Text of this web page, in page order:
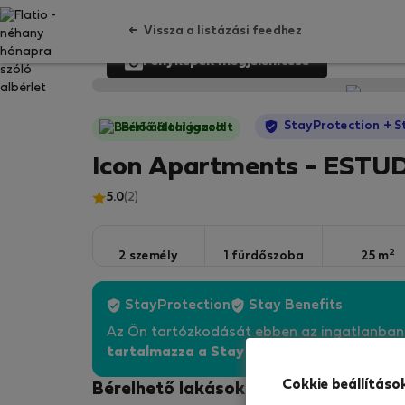
Vissza a listázási feedhez
Fényképek megjelenítése
Bérlő által igazolt StayProtection +
Icon Apartments -
5.0(2)
2 személy 1 fürdőszoba 25 m2
StayProtection Stay Benefits
Az Ön tartózkodását ebben az
tartalmazza a Stay Benefits csomagot
Bérelhető lakások - Porto
Cokkie